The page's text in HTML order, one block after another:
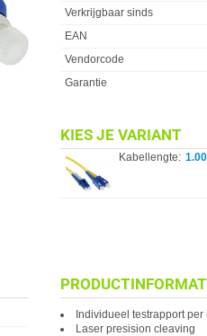
Verkrijgbaar sinds
EAN
Vendorcode
Garantie
KIES JE VARIANT
Kabellengte:
Individueel testrapport
Laser presision cleaving